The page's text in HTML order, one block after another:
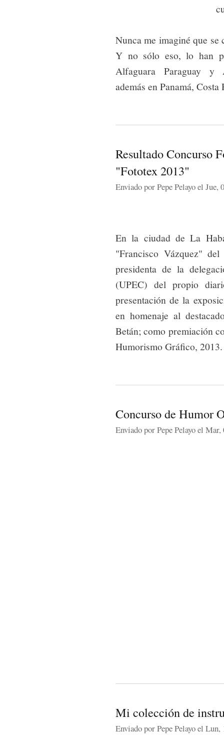
Nunca me imaginé que
Y no sólo eso, lo han
Alfaguara Paraguay y
además en Panamá,
Resultado Concurso
"Fototex 2013"
Enviado porPepe Pelayoel Jue,
En la ciudad de La
"Francisco Vázquez"
presidenta de la
(UPEC) del propio
presentación de la
en homenaje al
Betán; como premiación
Humorismo Gráfico,
Concurso de Humor
Enviado porPepe Pelayoel Mar,
Mi colección de
Enviado porPepe Pelayoel Lun,